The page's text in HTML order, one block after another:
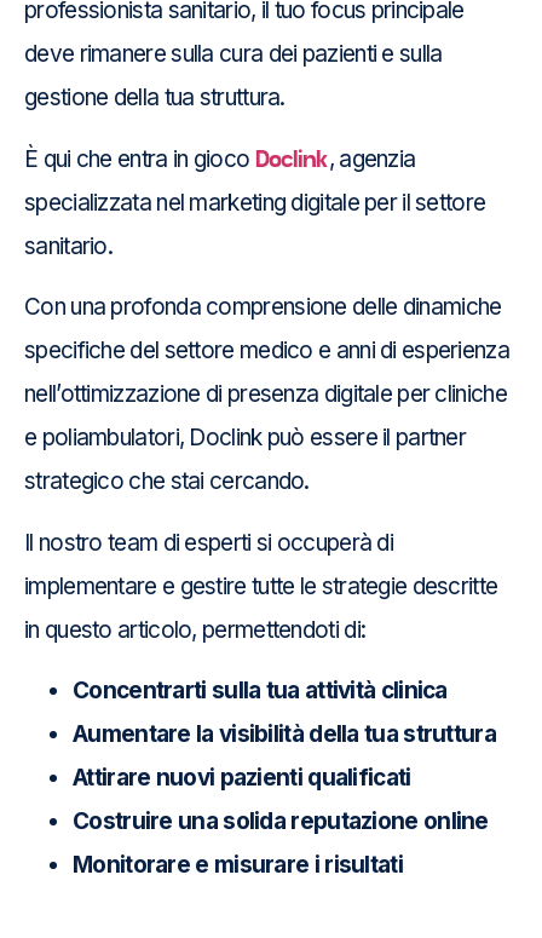
professionista sanitario, il tuo focus principale
deve rimanere sulla cura dei pazienti e sulla
gestione della tua struttura.
È qui che entra in gioco Doclink, agenzia
specializzata nel marketing digitale per il settore
sanitario.
Con una profonda comprensione delle dinamiche
specifiche del settore medico e anni di esperienza
nell’ottimizzazione di presenza digitale per cliniche
e poliambulatori, Doclink può essere il partner
strategico che stai cercando.
Il nostro team di esperti si occuperà di
implementare e gestire tutte le strategie descritte
in questo articolo, permettendoti di:
Concentrarti sulla tua attività clinica
Aumentare la visibilità della tua struttura
Attirare nuovi pazienti qualificati
Costruire una solida reputazione online
Monitorare e misurare i risultati